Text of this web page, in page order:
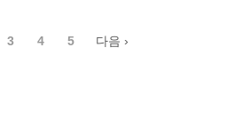
3 4 5 다음 ›